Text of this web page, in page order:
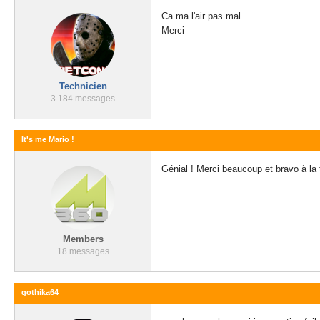
Technicien
3 184 messages
Ca ma l'air pas mal
Merci
It's me Mario !
Members
18 messages
Génial ! Merci beaucoup et bravo à la
gothika64